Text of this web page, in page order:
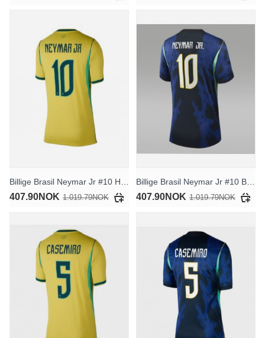
407.90NOK 1.019.79NOK 407.90NOK 1.019.79NOK